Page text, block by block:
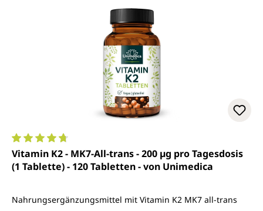
Durchschnittliche Bewertung von 4.8 von 5 Sternen
Vitamin K2 - MK7-All-trans - 200 µg pro Tagesdosis
(1 Tablette) - 120 Tabletten - von Unimedica
Nahrungsergänzungsmittel mit Vitamin K2 MK7 all-trans